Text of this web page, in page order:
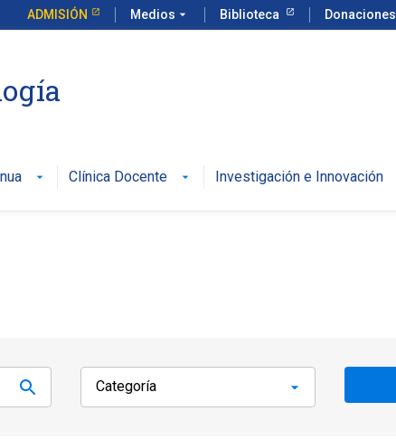
ADMISIÓN Medios arrow_drop_down Biblioteca Donaciones
Clínica Docente Investigación e Innovación